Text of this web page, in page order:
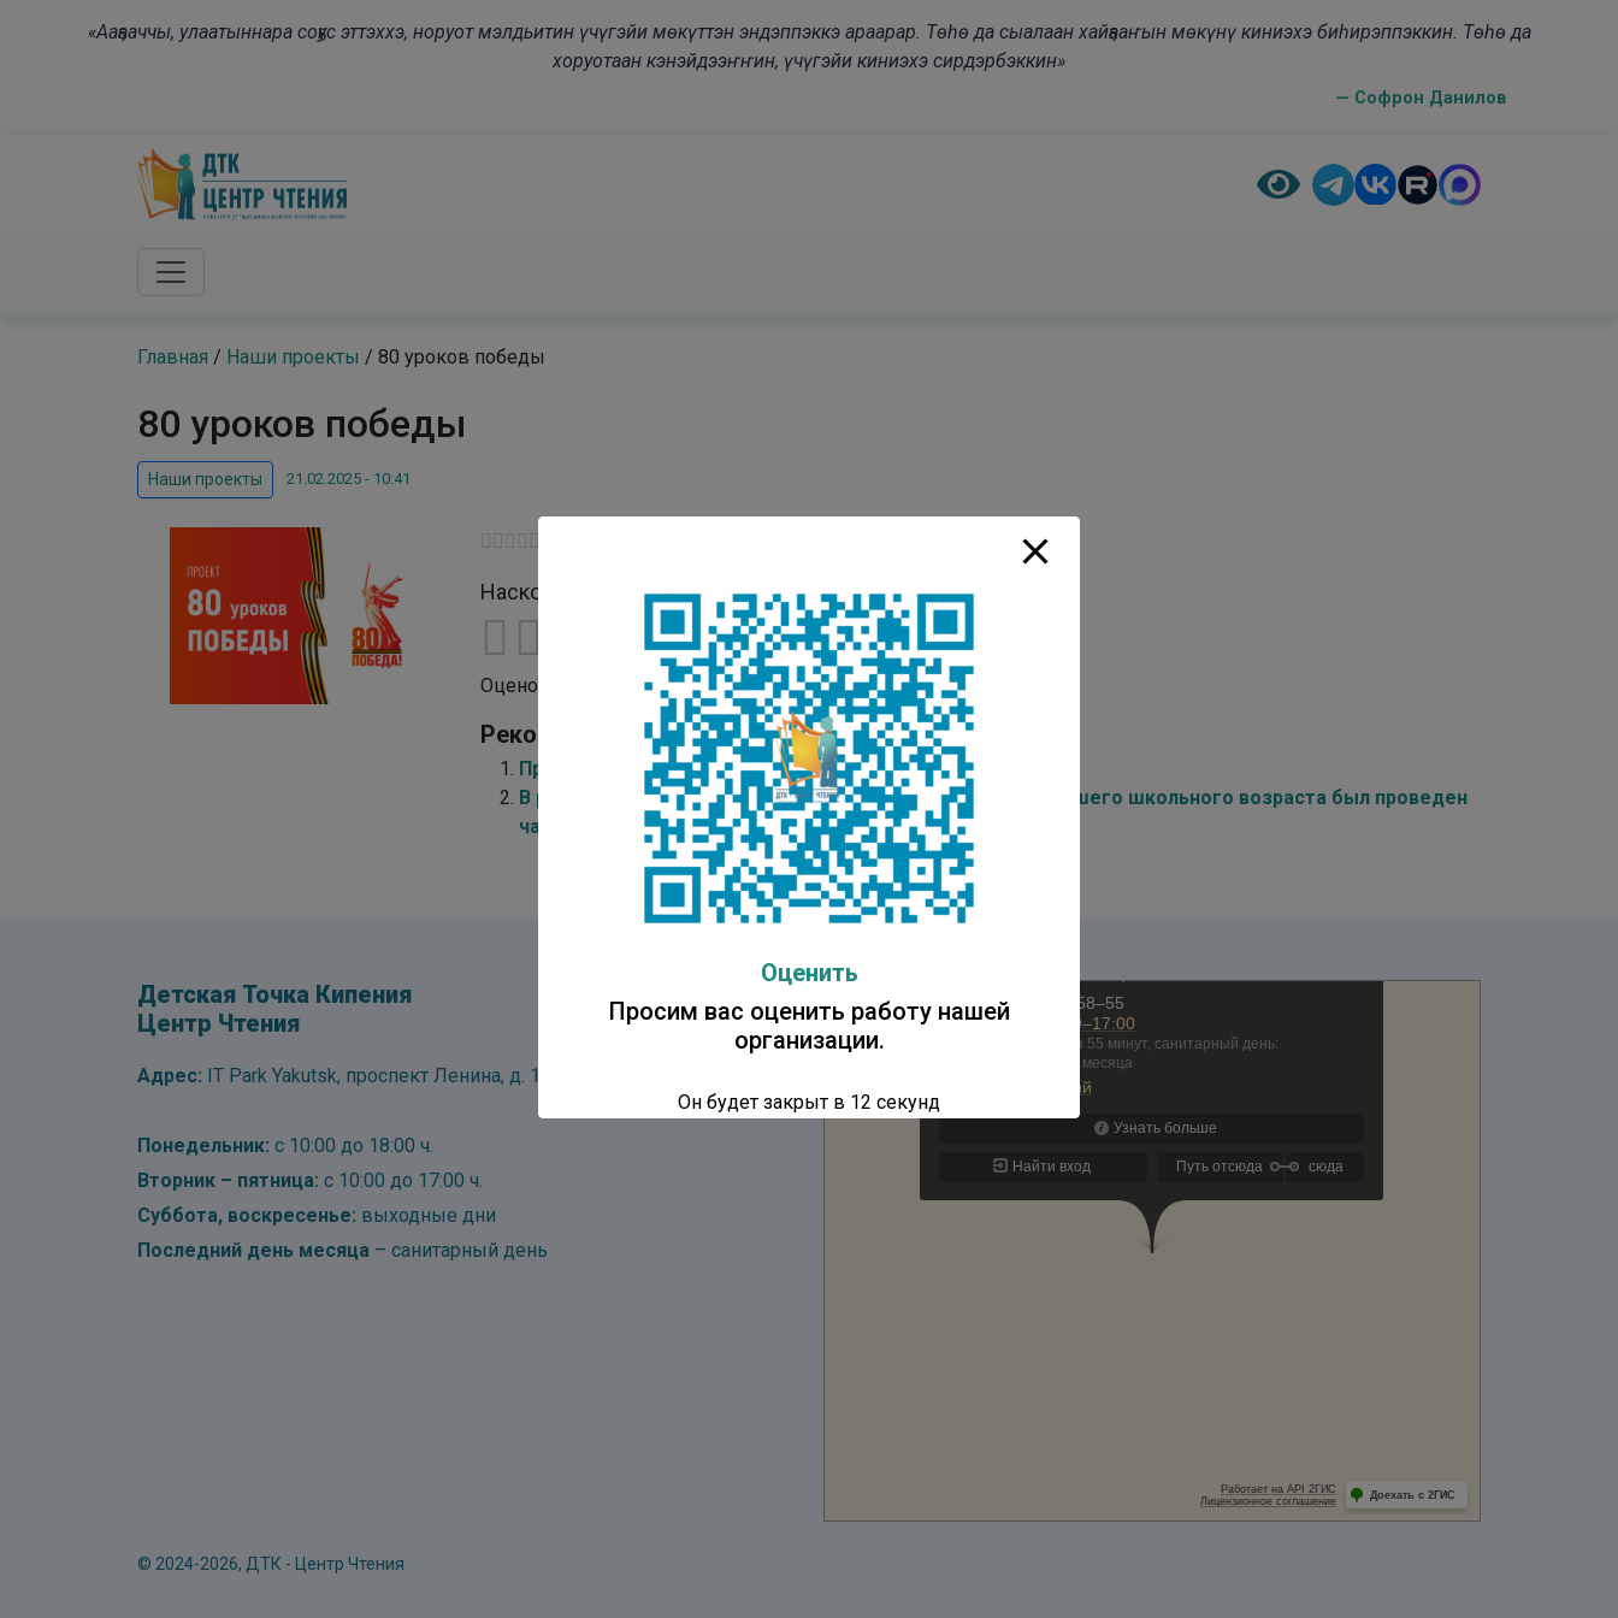
«Ааҕааччы, улаатыннара соҕус эттэххэ, норуот мэлдьитин үчүгэйи мөкүттэн эндэппэккэ араарар. Төһө да сыалаан хайҕааҥын мөкүнү киниэхэ биһирэппэккин. Төһө да
хоруотаан кэнэйдээҥҥин, үчүгэйи киниэхэ сирдэрбэккин»
— Софрон Данилов
Главная / Наши проекты / 80 уроков победы
80 уроков победы
Наши проекты 21.02.2025 - 10:41
Насколько вам понравилась публикация?
Оценок пока нет. Поставьте оценку первым.
Рекомендуем:
Проект «80 уроков Победы» – «Дети военной поры»
В рамках проекта «80 уроков Победы» для учеников младшего школьного возраста был проведен
час-реквием «Сталинград – город-герой»
Детская Точка Кипения
Центр Чтения
Адрес: IT Park Yakutsk, проспект Ленина, д. 1, 3 этаж
Понедельник: с 10:00 до 18:00 ч.
Вторник – пятница: с 10:00 до 17:00 ч.
Суббота, воскресенье: выходные дни
Последний день месяца – санитарный день
© 2024-2026, ДТК - Центр Чтения
Оценить
Просим вас оценить работу нашей
организации.
Он будет закрыт в 12 секунд